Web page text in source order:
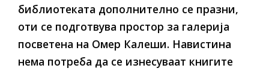
библиотеката дополнително се празни,
оти се подготвува простор за галерија
посветена на Омер Калеши. Навистина
нема потреба да се изнесуваат книгите